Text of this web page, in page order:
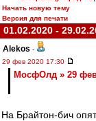
Начать новую тему
Версия для печати
01.02.2020 -
Alekos -
29 фев 2020 17:30
МосфОлд » 29 фев
На Брайтон-бич